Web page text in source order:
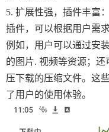
5. 扩展性强，插件丰富
插件，可以根据用户需
例如，用户可以通过安
的图片. 视频等资源；
压下载的压缩文件。这
了用户的使用体验。